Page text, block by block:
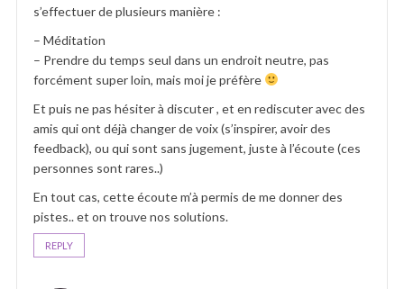
s’effectuer de plusieurs manière :
– Méditation
– Prendre du temps seul dans un endroit neutre, pas
forcément super loin, mais moi je préfère
Et puis ne pas hésiter à discuter , et en rediscuter avec des
amis qui ont déjà changer de voix (s’inspirer, avoir des
feedback), ou qui sont sans jugement, juste à l’écoute (ces
personnes sont rares..)
En tout cas, cette écoute m’à permis de me donner des
pistes.. et on trouve nos solutions.
REPLY